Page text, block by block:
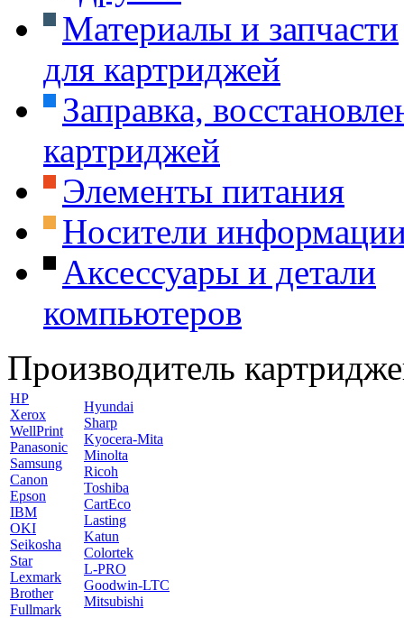
Материалы и запчасти
для картриджей
Заправка,
картриджей
Элементы питания
Носители
Аксессуары и детали
компьютеров
Производитель
HP
Xerox
WellPrint
Panasonic
Samsung
Canon
Epson
IBM
OKI
Seikosha
Star
Lexmark
Brother
Fullmark
Hyundai
Sharp
Kyocera-Mita
Minolta
Ricoh
Toshiba
CartEco
Lasting
Katun
Colortek
L-PRO
Goodwin-LTC
Mitsubishi